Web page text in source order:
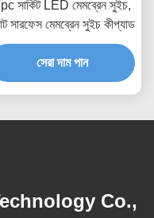
সার্কিট LED মেমব্রেন সুইচ,
সারফেস মেমব্রেন সুইচ কীপ্যাড
সেরা দাম পান
Co.,